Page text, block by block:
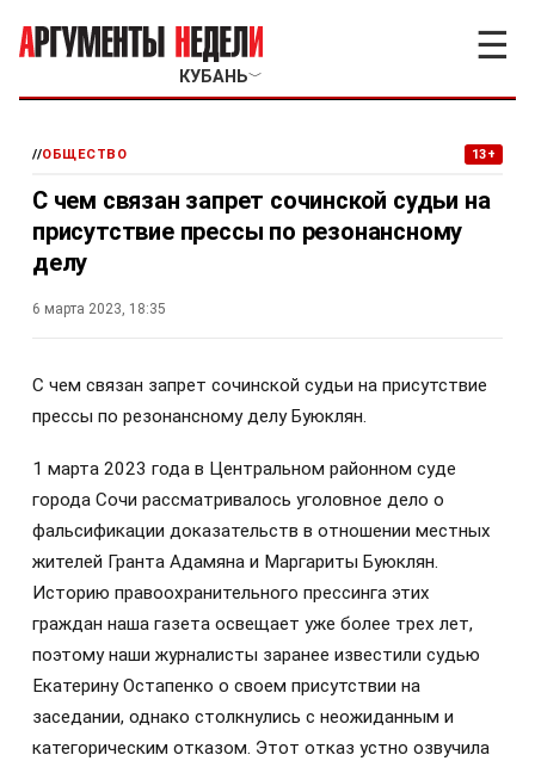
КУБАНЬ﹀
☰
//ОБЩЕСТВО 13+
С чем связан запрет сочинской судьи на
присутствие прессы по резонансному
делу
6 марта 2023, 18:35
С чем связан запрет сочинской судьи на присутствие
прессы по резонансному делу Буюклян.
1 марта 2023 года в Центральном районном суде
города Сочи рассматривалось уголовное дело о
фальсификации доказательств в отношении местных
жителей Гранта Адамяна и Маргариты Буюклян.
Историю правоохранительного прессинга этих
граждан наша газета освещает уже более трех лет,
поэтому наши журналисты заранее известили судью
Екатерину Остапенко о своем присутствии на
заседании, однако столкнулись с неожиданным и
категорическим отказом. Этот отказ устно озвучила